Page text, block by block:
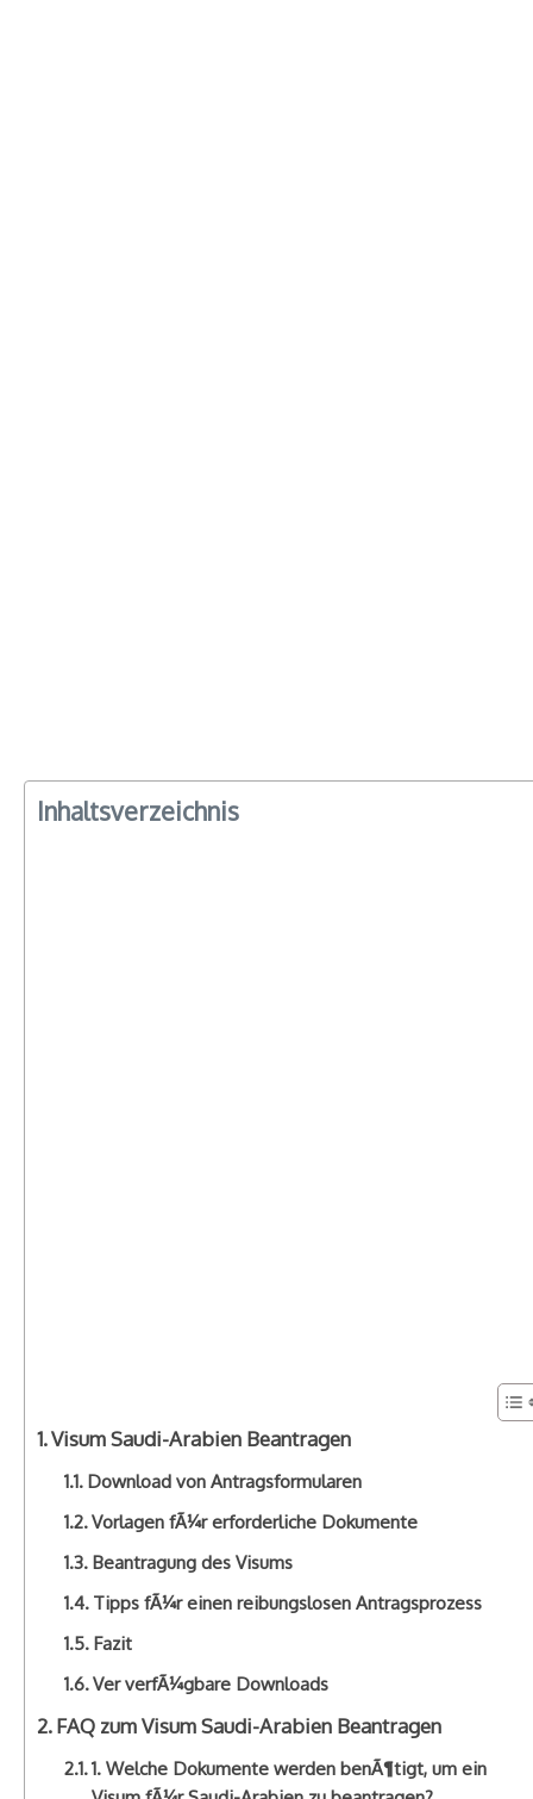
Inhaltsverzeichnis
Visum Saudi-Arabien Beantragen
Download von Antragsformularen
Vorlagen fÃ¼r erforderliche Dokumente
Beantragung des Visums
Tipps fÃ¼r einen reibungslosen Antragsprozess
Fazit
Ver verfÃ¼gbare Downloads
FAQ zum Visum Saudi-Arabien Beantragen
1. Welche Dokumente werden benÃ¶tigt, um ein